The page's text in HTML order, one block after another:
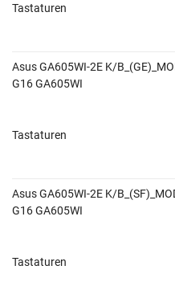
Tastaturen
Asus GA605WI-2E K/
G16 GA605WI
Tastaturen
Asus GA605WI-2E K/
G16 GA605WI
Tastaturen